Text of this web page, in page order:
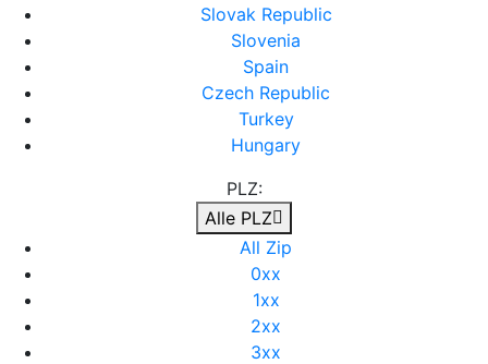
Slovak Republic
Slovenia
Spain
Czech Republic
Turkey
Hungary
PLZ:
Alle PLZ
All Zip
0xx
1xx
2xx
3xx